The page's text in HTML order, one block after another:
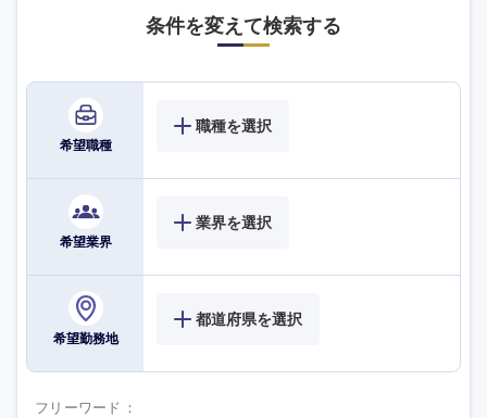
条件を変えて検索する
希望職種
職種を選択
希望業界
業界を選択
希望勤務地
都道府県を選択
フリーワード
海外